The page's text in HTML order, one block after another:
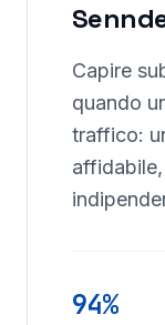
Capire
quando
traffico:
94%